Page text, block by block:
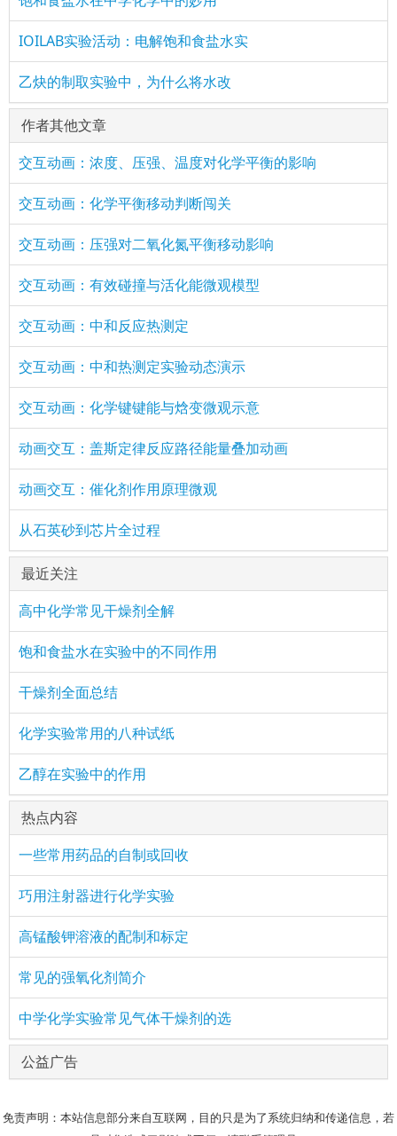
IOILAB实验活动：电解饱和食盐水实
乙炔的制取实验中，为什么将水改
作者其他文章
交互动画：浓度、压强、温度对化学平衡的影响
交互动画：化学平衡移动判断闯关
交互动画：压强对二氧化氮平衡移动影响
交互动画：有效碰撞与活化能微观模型
交互动画：中和反应热测定
交互动画：中和热测定实验动态演示
交互动画：化学键键能与焓变微观示意
动画交互：盖斯定律反应路径能量叠加动画
动画交互：催化剂作用原理微观
从石英砂到芯片全过程
最近关注
高中化学常见干燥剂全解
饱和食盐水在实验中的不同作用
干燥剂全面总结
化学实验常用的八种试纸
乙醇在实验中的作用
热点内容
一些常用药品的自制或回收
巧用注射器进行化学实验
高锰酸钾溶液的配制和标定
常见的强氧化剂简介
中学化学实验常见气体干燥剂的选
公益广告
免责声明：本站信息部分来自互联网，目的只是为了系统归纳和传递信息，若